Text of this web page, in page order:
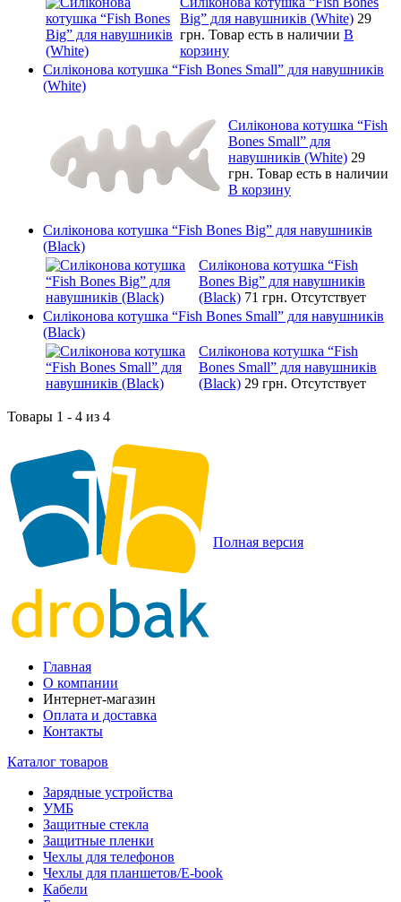
Big” для навушників (White) 29
грн. Товар есть в наличии В
корзину
Силіконова котушка “Fish Bones Small” для навушників
(White)
Силіконова котушка “Fish
Bones Small” для
навушників (White) 29
грн. Товар есть в наличии
В корзину
Силіконова котушка “Fish Bones Big” для навушників
(Black)
Силіконова котушка “Fish
Bones Big” для навушників
(Black) 71 грн. Отсутствует
Силіконова котушка “Fish Bones Small” для навушників
(Black)
Силіконова котушка “Fish
Bones Small” для навушників
(Black) 29 грн. Отсутствует
Товары 1 - 4 из 4
Полная версия
Главная
О компании
Интернет-магазин
Оплата и доставка
Контакты
Каталог товаров
Зарядные устройства
УМБ
Защитные стекла
Защитные пленки
Чехлы для телефонов
Чехлы для планшетов/E-book
Кабели